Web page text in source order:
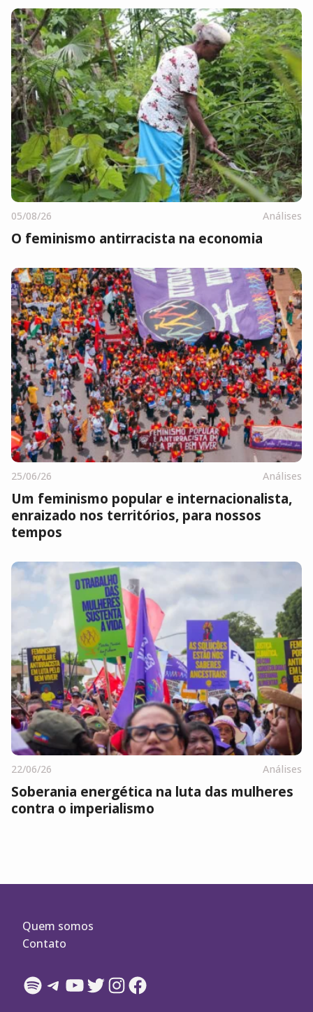
05/08/26 Análises
O feminismo antirracista na economia
25/06/26 Análises
Um feminismo popular e internacionalista,
enraizado nos territórios, para nossos
tempos
22/06/26 Análises
Soberania energética na luta das mulheres
contra o imperialismo
Quem somos
Contato
Spotify
Telegram
YouTube
Twitter
Instagram
Facebook